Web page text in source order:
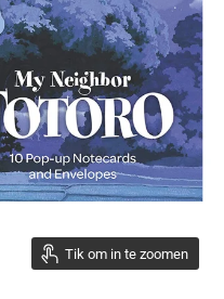
Tik om in te zoomen